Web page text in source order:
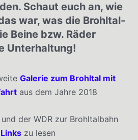
Schaut euch an, wie
war, was die Brohltal-
Beine bzw. Räder
Unterhaltung!
Galerie zum Brohltal mit
aus dem Jahre 2018
und der WDR zur Brohltalbahn
zu lesen